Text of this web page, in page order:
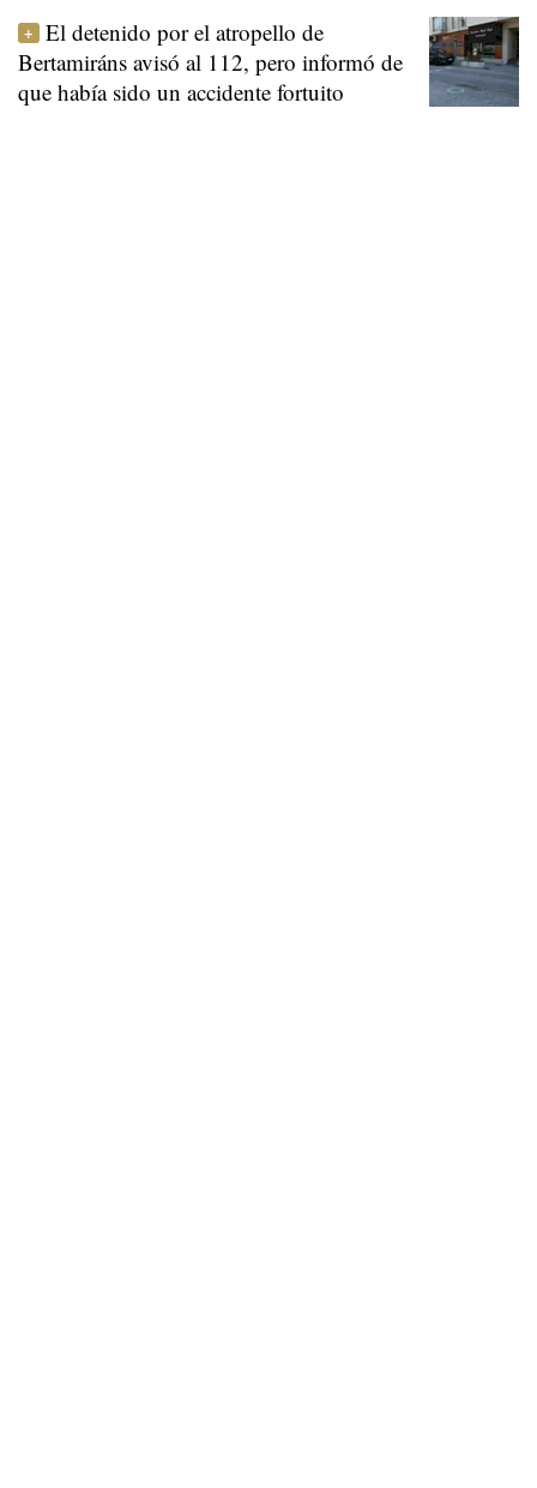
El detenido por el atropello de
Bertamiráns avisó al 112, pero informó de
que había sido un accidente fortuito